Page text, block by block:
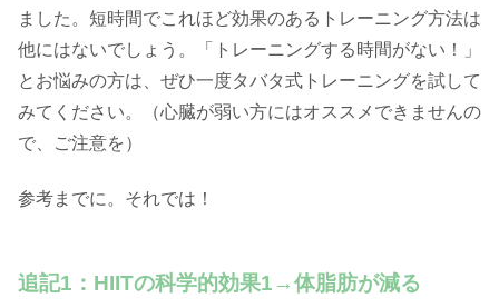
ました。短時間でこれほど効果のあるトレーニング方法は
他にはないでしょう。「トレーニングする時間がない！」
とお悩みの方は、ぜひ一度タバタ式トレーニングを試して
みてください。（心臓が弱い方にはオススメできませんの
で、ご注意を）
参考までに。それでは！
追記1：HIITの科学的効果1→体脂肪が減る